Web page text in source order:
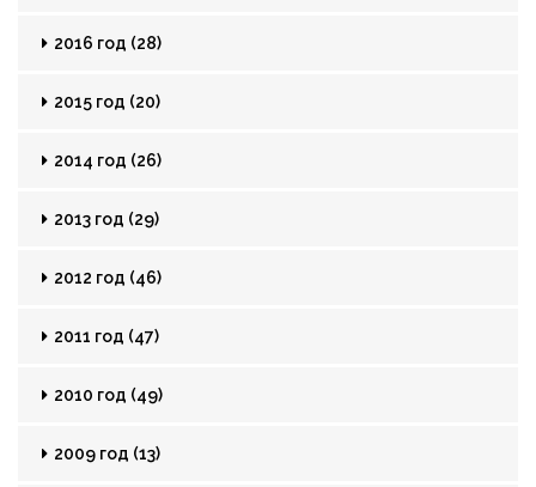
2016 год (28)
2015 год (20)
2014 год (26)
2013 год (29)
2012 год (46)
2011 год (47)
2010 год (49)
2009 год (13)